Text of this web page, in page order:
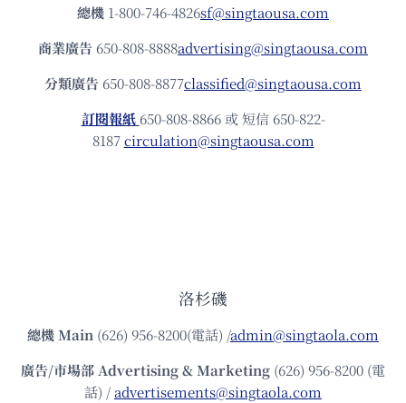
總機 1-800-746-4826sf@singtaousa.com
商業廣告 650-808-8888advertising@singtaousa.com
分類廣告 650-808-8877classified@singtaousa.com
訂閱報紙 650-808-8866 或 短信 650-822-
8187circulation@singtaousa.com
洛杉磯
總機Main (626) 956-8200(電話) /admin@singtaola.com
廣告/市場部Advertising & Marketing (626) 956-8200 (電
話) /advertisements@singtaola.com